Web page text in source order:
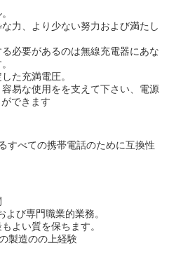
力、より少ない努力および満たし
必要があるのは無線充電器にあな
。
た充満電圧。
易な使用をを支えて下さい、電源
できます
すべての携帯電話のために互換性
び専門職業的業務。
よい質を保ちます。
製造のの上経験